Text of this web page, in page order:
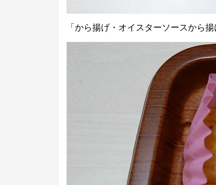
「から揚げ・オイスターソースから